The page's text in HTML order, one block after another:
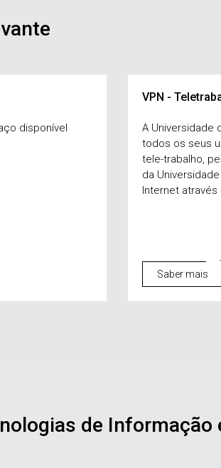
disponível
VPN -
A Universidade
todos os seus
tele-trabalho,
da
Internet através
Saber mais
de Informação